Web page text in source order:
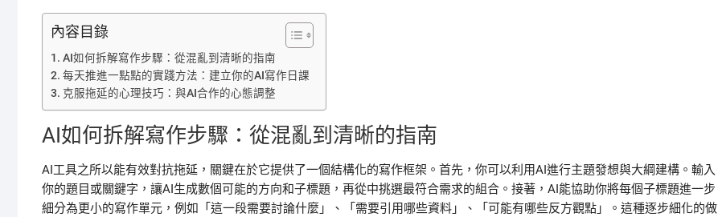
內容目錄
AI如何拆解寫作步驟：從混亂到清晰的指南
每天推進一點點的實踐方法：建立你的AI寫作日課
克服拖延的心理技巧：與AI合作的心態調整
AI如何拆解寫作步驟：從混亂到清晰的指南
AI工具之所以能有效對抗拖延，關鍵在於它提供了一個結構化的寫作框架。首先，你可以利用AI進行主題發想與大綱建構。輸入
你的題目或關鍵字，讓AI生成數個可能的方向和子標題，再從中挑選最符合需求的組合。接著，AI能協助你將每個子標題進一步
細分為更小的寫作單元，例如「這一段需要討論什麼」、「需要引用哪些資料」、「可能有哪些反方觀點」。這種逐步細化的做